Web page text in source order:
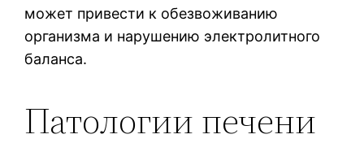
может привести к обезвоживанию
организма и нарушению электролитного
баланса.
Патологии печени